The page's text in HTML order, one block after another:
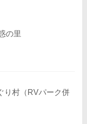
の里
り村（RVパーク併